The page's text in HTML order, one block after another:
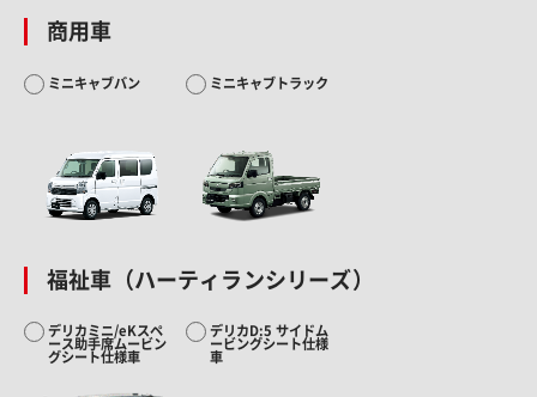
商用車
ミニキャブバン ミニキャブトラック
福祉車（ハーティランシリーズ）
デリカミニ/eKスペ
ース助手席ムービン
グシート仕様車
デリカD:5 サイドム
ービングシート仕様
車